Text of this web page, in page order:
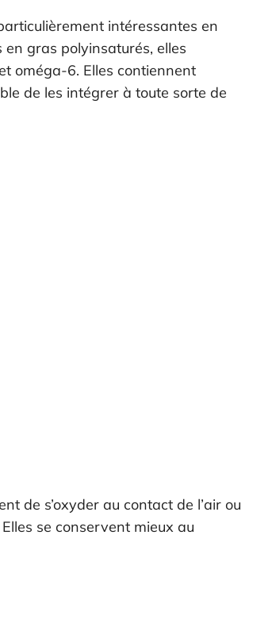
intéressantes en
gras polyinsaturés, elles
oméga-6. Elles contiennent
de les intégrer à toute sorte de
de s’oxyder au contact de l’air ou
se conservent mieux au